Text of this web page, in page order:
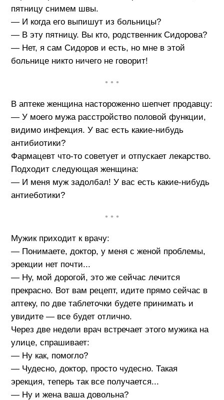
пятницу снимем швы.
— И когда его выпишут из больницы?
— В эту пятницу. Вы кто, родственник Сидорова?
— Нет, я сам Сидоров и есть, но мне в этой
больнице никто ничего не говорит!
• • •
В аптеке женщина настороженно шепчет продавцу:
— У моего мужа расстройство половой функции,
видимо инфекция. У вас есть какие-нибудь
антибиотики?
Фармацевт что-то советует и отпускает лекарство.
Подходит следующая женщина:
— И меня муж задолбал! У вас есть какие-нибудь
антиеботики?
• • •
Мужик приходит к врачу:
— Понимаете, доктор, у меня с женой проблемы,
эрекции нет почти...
— Ну, мой дорогой, это же сейчас лечится
прекрасно. Вот вам рецепт, идите прямо сейчас в
аптеку, по две таблеточки будете принимать и
увидите — все будет отлично.
Через две недели врач встречает этого мужика на
улице, спрашивает:
— Ну как, помогло?
— Чудесно, доктор, просто чудесно. Такая
эрекция, теперь так все получается...
— Ну и жена ваша довольна?